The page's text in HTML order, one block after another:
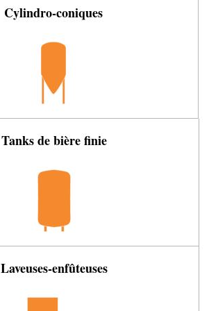
Cylindro-coniques
Tanks de bière finie
Laveuses-enfûteuses